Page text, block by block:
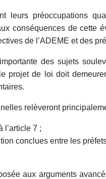
leurs préoccupations
conséquences de cette
de l’ADEME et des
des sujets
projet de loi doit
relèveront
l’article 7 ;
conclues entre les
aux arguments